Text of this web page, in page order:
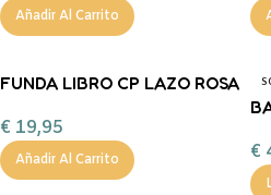
Añadir Al Carrito
FUNDA LIBRO CP LAZO ROSA
€ 19,95
Añadir Al Carrito €